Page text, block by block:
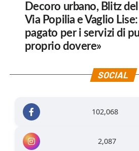
Decoro urbano, Blitz
Via Popilia e Vaglio
pagato per i servizi di
proprio dovere»
SOCIAL
102,068
2,087